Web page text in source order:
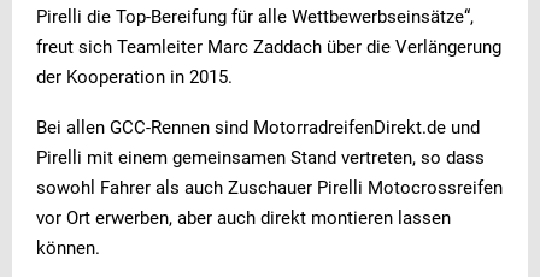
Pirelli die Top-Bereifung für alle Wettbewerbseinsätze“,
freut sich Teamleiter Marc Zaddach über die Verlängerung
der Kooperation in 2015.
Bei allen GCC-Rennen sind MotorradreifenDirekt.de und
Pirelli mit einem gemeinsamen Stand vertreten, so dass
sowohl Fahrer als auch Zuschauer Pirelli Motocrossreifen
vor Ort erwerben, aber auch direkt montieren lassen
können.